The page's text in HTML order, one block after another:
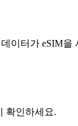
이터가 eSIM
확인하세요.